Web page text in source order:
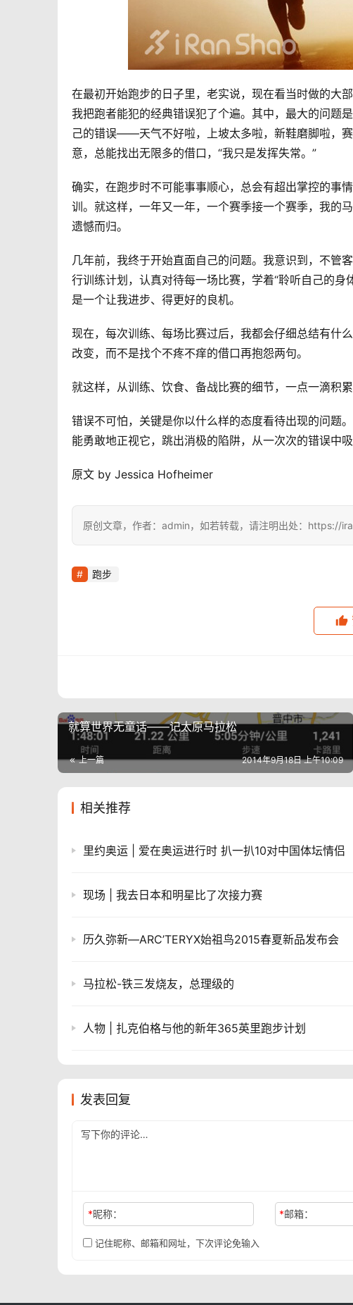
在最初开始跑步的日子里，老实说，现在看当时做的大
我把跑者能犯的经典错误犯了个遍。其中，最大的问题
己的错误——天气不好啦，上坡太多啦，新鞋磨脚啦，
意，总能找出无限多的借口，“我只是发挥失常。”
确实，在跑步时不可能事事顺心，总会有超出掌控的事
训。就这样，一年又一年，一个赛季接一个赛季，我的
遗憾而归。
几年前，我终于开始直面自己的问题。我意识到，不管
行训练计划，认真对待每一场比赛，学着“聆听自己的
是一个让我进步、得更好的良机。
现在，每次训练、每场比赛过后，我都会仔细总结有什
改变，而不是找个不疼不痒的借口再抱怨两句。
就这样，从训练、饮食、备战比赛的细节，一点一滴积
错误不可怕，关键是你以什么样的态度看待出现的问题
能勇敢地正视它，跳出消极的陷阱，从一次次的错误中
原文 by Jessica Hofheimer
原创文章，作者：admin，如若转载，请注明出处：https://
跑步
就算世界无童话——记太原马拉松
上一篇 2014年9月18日 上午10:09
相关推荐
里约奥运 | 爱在奥运进行时 扒一扒10对中国体坛情侣
现场 | 我去日本和明星比了次接力赛
历久弥新—ARC’TERYX始祖鸟2015春夏新品发布会
马拉松-铁三发烧友，总理级的
人物 | 扎克伯格与他的新年365英里跑步计划
发表回复
*昵称： *邮箱：
记住昵称、邮箱和网址，下次评论免输入